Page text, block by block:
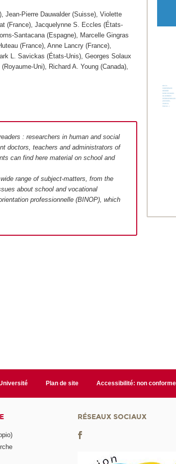
Jean-Pierre Dauwalder (Suisse), Violette
(France), Jacquelynne S. Eccles (États-
Santacana (Espagne), Marcelle Gingras
(France), Anne Lancry (France),
L. Savickas (États-Unis), Georges Solaux
Uni), Richard A. Young (Canada),
: researchers in human and social
doctors, teachers and administrators of
can find here material on school and
range of subject-matters, from the
about school and vocational
professionnelle (BINOP), which
Plan de site Accessibilité: non conforme
RÉSEAUX SOCIAUX